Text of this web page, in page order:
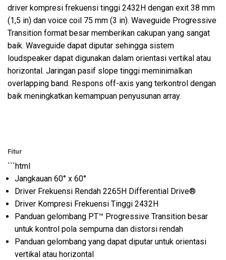
driver kompresi frekuensi tinggi 2432H dengan exit 38 mm
(1,5 in) dan voice coil 75 mm (3 in). Waveguide Progressive
Transition format besar memberikan cakupan yang sangat
baik. Waveguide dapat diputar sehingga sistem
loudspeaker dapat digunakan dalam orientasi vertikal atau
horizontal. Jaringan pasif slope tinggi meminimalkan
overlapping band. Respons off-axis yang terkontrol dengan
baik meningkatkan kemampuan penyusunan array.
Fitur
```html
Jangkauan 60° x 60°
Driver Frekuensi Rendah 2265H Differential Drive®
Driver Kompresi Frekuensi Tinggi 2432H
Panduan gelombang PT™ Progressive Transition besar
untuk kontrol pola sempurna dan distorsi rendah
Panduan gelombang yang dapat diputar untuk orientasi
vertikal atau horizontal